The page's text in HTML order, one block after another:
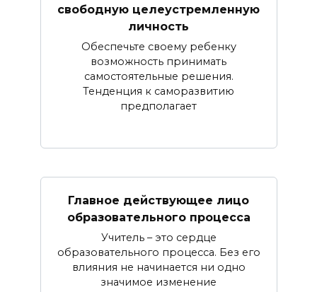
свободную целеустремленную
личность
Обеспечьте своему ребенку
возможность принимать
самостоятельные решения.
Тенденция к саморазвитию
предполагает
Главное действующее лицо
образовательного процесса
Учитель – это сердце
образовательного процесса. Без его
влияния не начинается ни одно
значимое изменение